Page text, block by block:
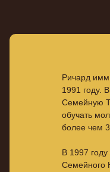
Ричард
1991 году.
Семейную
обучать
более чем
В 1997 году
Семейного